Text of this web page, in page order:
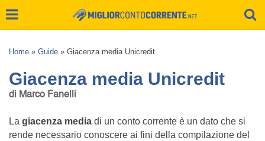
Home » Guide » Giacenza media Unicredit
Giacenza media Unicredit
di Marco Fanelli
La giacenza media di un conto corrente è un dato che si
rende necessario conoscere ai fini della compilazione del